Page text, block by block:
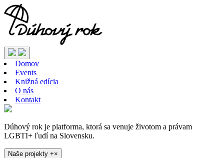
Domov
Events
Knižná edícia
O nás
Kontakt
Dúhový rok je platforma, ktorá sa venuje životom a právam
LGBTI+ ľudí na Slovensku.
Naše projekty +×